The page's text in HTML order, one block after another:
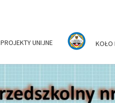
PROJEKTY UNIJNE KOŁO